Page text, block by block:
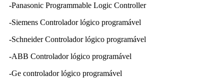
-Panasonic Programmable Logic Controller
-Siemens Controlador lógico programável
-Schneider Controlador lógico programável
-ABB Controlador lógico programável
-Ge controlador lógico programável